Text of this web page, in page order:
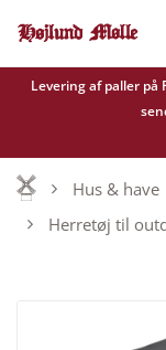
Levering af paller på
Hus & have
Herretøj til